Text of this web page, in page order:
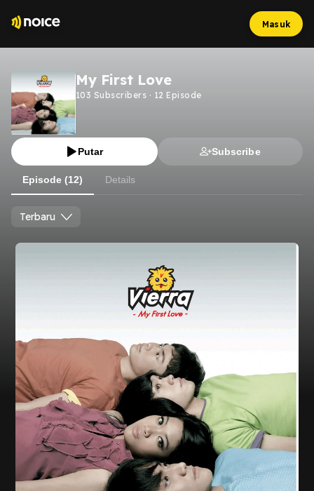
Masuk
My First Love
103 Subscribers · 12 Episode
Putar Subscribe
Episode (12) Details
Terbaru